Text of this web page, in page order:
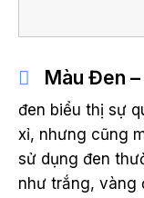
Màu Đen
đen biểu thị sự
xỉ, nhưng cũng
sử dụng đen
như trắng, vàng